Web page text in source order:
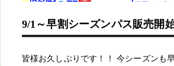
9/1～早割シーズンパス販売開
皆様お久しぶりです！！ 今シーズンも